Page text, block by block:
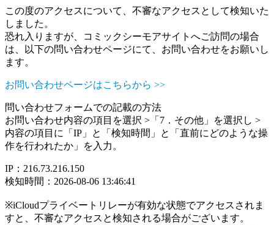
この度のアクセスについて、不審なアクセスとして検知いた
しました。
恐れ入りますが、コミックシーモアサイトへご訪問の場合
は、以下の問い合わせページにて、お問い合わせをお願いし
ます。
お問い合わせページはこちらから >>
問い合わせフォームでの記載の方法
お問い合わせ内容の項目を選択 >「7．その他」を選択し >
内容の項目に「IP」と「検知時間」と「直前にどのような操
作を行われたか」を入力。
IP：216.73.216.150
検知時間：2026-08-06 13:46:41
※iCloudプライベートリレーが有効な状態でアクセスされま
すと、不審なアクセスと検知される場合がございます。